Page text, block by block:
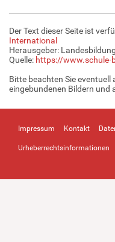
Der Text dieser Seite ist
International
Herausgeber:
Quelle: https://www.schule-
Bitte beachten Sie
eingebundenen Bildern und
Impressum Kontakt
Urheberrechtsinformationen